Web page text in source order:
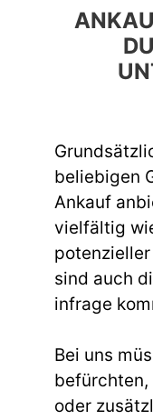
beliebigen
Ankauf
vielfältig
sind auch
infrage
Bei uns
oder